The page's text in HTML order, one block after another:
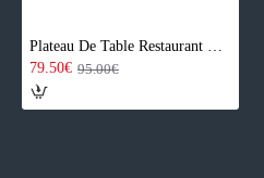
Plateau De Table Restaurant Café Et Horeca - CAPRI-A5-70X120 - 50mm
79.50€ 95.00€